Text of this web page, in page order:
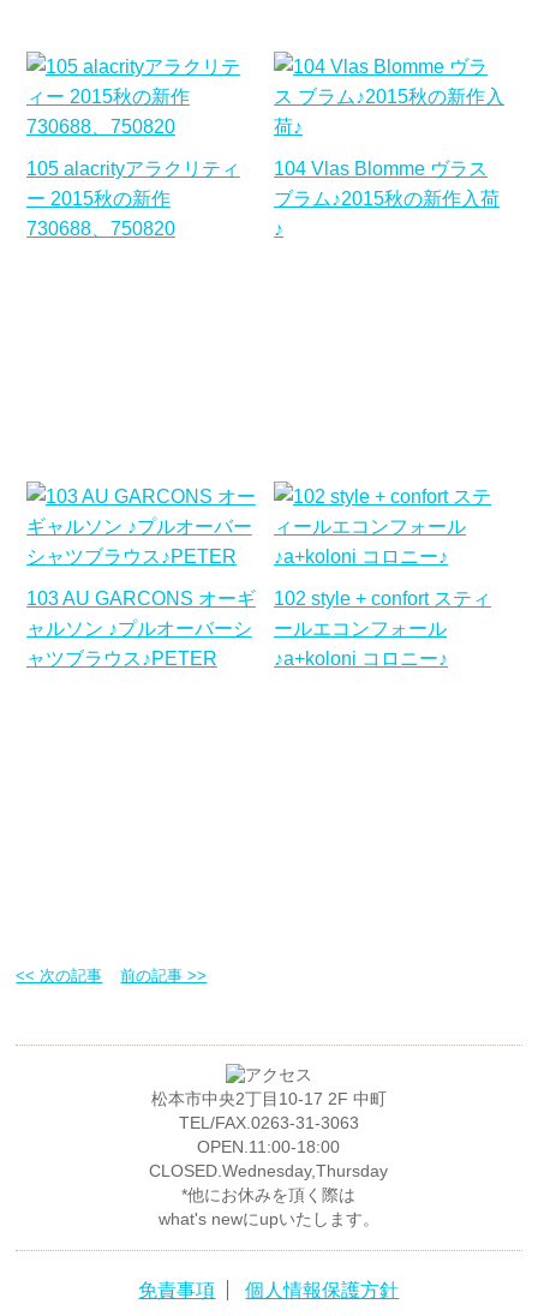
105 alacrityアラクリティ
ー 2015秋の新作
730688、750820
104 Vlas Blomme ヴラス
ブラム♪2015秋の新作入荷
♪
103 AU GARCONS オーギ
ャルソン ♪プルオーバーシ
ャツブラウス♪PETER
102 style + confort スティ
ールエコンフォール
♪a+koloni コロニー♪
<< 次の記事 前の記事 >>
松本市中央2丁目10-17 2F 中町
TEL/FAX.0263-31-3063
OPEN.11:00-18:00
CLOSED.Wednesday,Thursday
*他にお休みを頂く際は
what's newにupいたします。
免責事項 個人情報保護方針